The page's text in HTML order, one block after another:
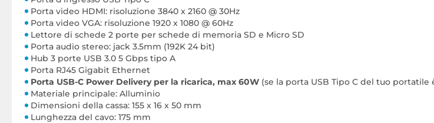
Porta video HDMI: risoluzione 3840 x 2160 @ 30Hz
Porta video VGA: risoluzione 1920 x 1080 @ 60Hz
Lettore di schede 2 porte per schede di memoria SD e Micro SD
Porta audio stereo: jack 3.5mm (192K 24 bit)
Hub 3 porte USB 3.0 5 Gbps tipo A
Porta RJ45 Gigabit Ethernet
Porta USB-C Power Delivery per la ricarica, max 60W (se la porta USB Tipo C del tuo
Materiale principale: Alluminio
Dimensioni della cassa: 155 x 16 x 50 mm
Lunghezza del cavo: 175 mm